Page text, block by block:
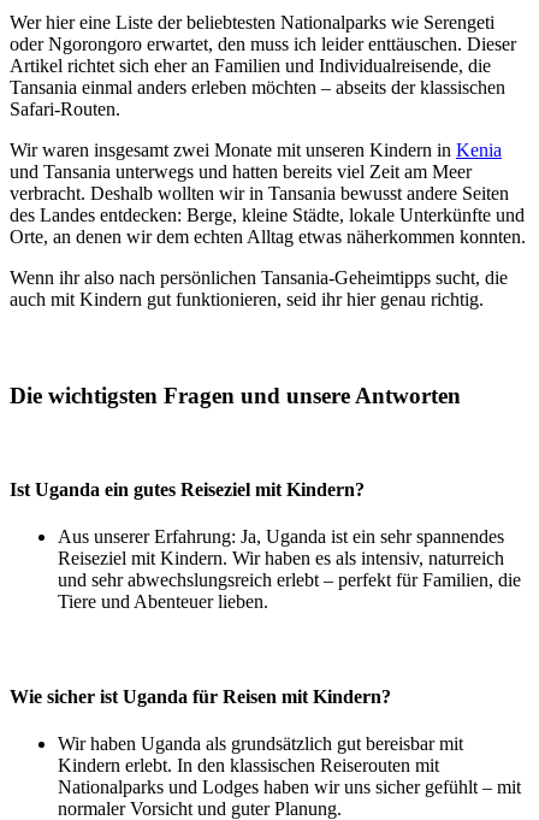
Wer hier eine Liste der beliebtesten Nationalparks wie Serengeti
oder Ngorongoro erwartet, den muss ich leider enttäuschen. Dieser
Artikel richtet sich eher an Familien und Individualreisende, die
Tansania einmal anders erleben möchten – abseits der klassischen
Safari-Routen.
Wir waren insgesamt zwei Monate mit unseren Kindern in Kenia
und Tansania unterwegs und hatten bereits viel Zeit am Meer
verbracht. Deshalb wollten wir in Tansania bewusst andere Seiten
des Landes entdecken: Berge, kleine Städte, lokale Unterkünfte und
Orte, an denen wir dem echten Alltag etwas näherkommen konnten.
Wenn ihr also nach persönlichen Tansania-Geheimtipps sucht, die
auch mit Kindern gut funktionieren, seid ihr hier genau richtig.
Die wichtigsten Fragen und unsere Antworten
Ist Uganda ein gutes Reiseziel mit Kindern?
Aus unserer Erfahrung: Ja, Uganda ist ein sehr spannendes
Reiseziel mit Kindern. Wir haben es als intensiv, naturreich
und sehr abwechslungsreich erlebt – perfekt für Familien, die
Tiere und Abenteuer lieben.
Wie sicher ist Uganda für Reisen mit Kindern?
Wir haben Uganda als grundsätzlich gut bereisbar mit
Kindern erlebt. In den klassischen Reiserouten mit
Nationalparks und Lodges haben wir uns sicher gefühlt – mit
normaler Vorsicht und guter Planung.